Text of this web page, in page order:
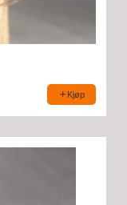
Kjøp